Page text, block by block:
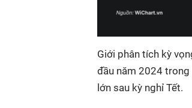
Giới phân tích kỳ
đầu năm 2024 trong
lớn sau kỳ nghỉ Tết.